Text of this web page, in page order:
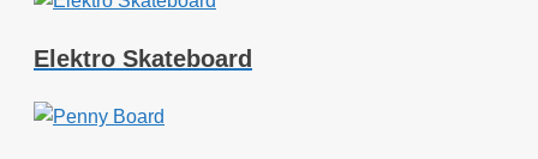
Elektro Skateboard